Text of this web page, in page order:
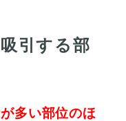
引する部
多い部位のほ